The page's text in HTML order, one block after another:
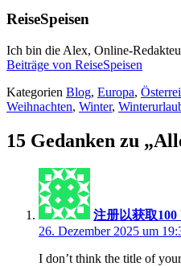
ReiseSpeisen
Ich bin die Alex, Online-
Beiträge von ReiseSpeisen
Kategorien Blog, Europa,
Weihnachten, Winter,
15 Gedanken zu
注册以获取100
26. Dezember 2025 um
I don’t think the title of